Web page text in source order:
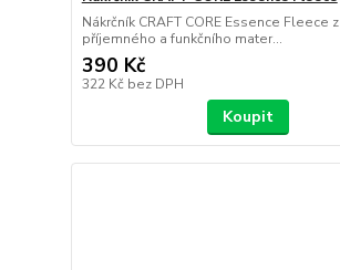
Nákrčník CRAFT CORE Essence Fleece z
příjemného a funkčního mater...
390 Kč
322 Kč bez DPH
Koupit